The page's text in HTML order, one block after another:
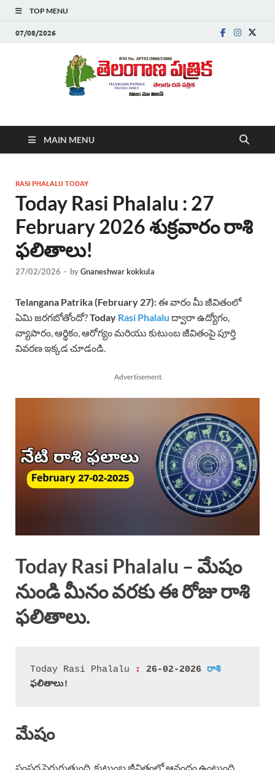
TOP MENU
07/08/2026
Telanganapatrika
,Latest Telangana News, Rajanna Sircilla News, Telangana
Breaking News, Telugu Newspaper Online, Today Telugu News,
తెలుగు వార్తలు , బ్రేకింగ్ న్యూస్ తెలుగులో , తెలంగాణ లో తాజా అప్‌డేట్స్ ,
తెలుగు న్యూస్ పేపర్
MAIN MENU
RASI PHALALU TODAY
Today Rasi Phalalu : 27
February 2026 శుక్రవారం రాశి
ఫలితాలు!
27/02/2026 - byGnaneshwar kokkula
Telangana Patrika (February 27):ఈ వారం మీ జీవితంలో
ఏమి జరగబోతోందో?Today Rasi Phalalu ద్వారా ఉద్యోగం,
వ్యాపారం, ఆర్థికం, ఆరోగ్యం మరియు కుటుంబ జీవితంపై పూర్తి
వివరణ ఇక్కడ చూడండి.
Advertisement
Today Rasi Phalalu – మేషం
నుండి మీనం వరకు ఈ రోజు రాశి
ఫలితాలు.
Today Rasi Phalalu : 26-02-2026 రాశి
ఫలితాలు!
మేషం
సంపద పెరుగుతుంది. కుటుంబ జీవితంలో ఆనందం ఉంటుంది.